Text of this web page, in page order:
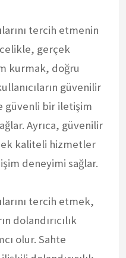
tercih etmenin
gerçek
kurmak, doğru
güvenilir
güvenli bir iletişim
Ayrıca, güvenilir
kaliteli hizmetler
deneyimi sağlar.
tercih etmek,
dolandırıcılık
olur. Sahte